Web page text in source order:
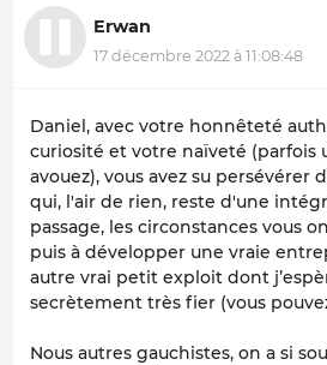
Erwan
17 décembre 2022 à 11:08:48
Daniel, avec votre honnêteté
curiosité et votre naïveté (parfois
avouez), vous avez su persévérer
qui, l'air de rien, reste d'une
passage, les circonstances vous
puis à développer une vraie
autre vrai petit exploit dont
secrètement très fier (vous
Nous autres gauchistes, on a si